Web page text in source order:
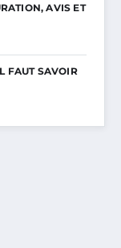
AVIS ET
FAUT SAVOIR